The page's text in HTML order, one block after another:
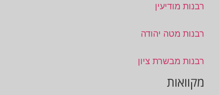
רבנות מודיעין
רבנות מטה יהודה
רבנות מבשרת ציון
מקוואות